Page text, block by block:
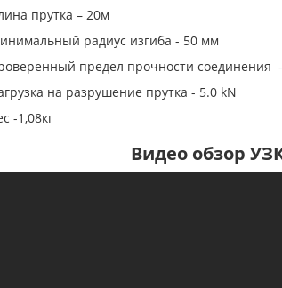
прутка – 20м
радиус изгиба - 50 мм
предел прочности соединения
на разрушение прутка - 5.0 kN
-1,08кг
Видео обзор